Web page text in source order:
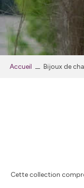
Accueil Bijoux de
Cette collection